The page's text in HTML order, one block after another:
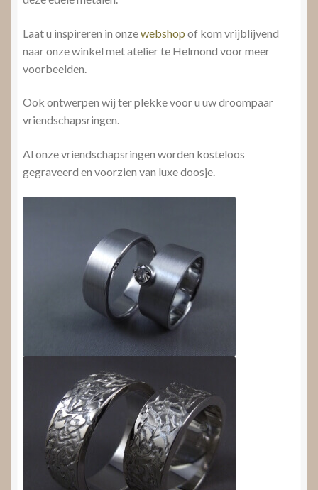
Laat u inspireren in onzewebshop of kom vrijblijvend
naar onze winkel met atelier te Helmond voor meer
voorbeelden.
Ook ontwerpen wij ter plekke voor u uw droompaar
vriendschapsringen.
Al onze vriendschapsringen worden kosteloos
gegraveerd en voorzien van luxe doosje.